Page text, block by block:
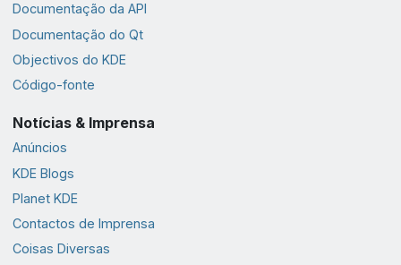
Documentação da API
Documentação do Qt
Objectivos do KDE
Código-fonte
Notícias & Imprensa
Anúncios
KDE Blogs
Planet KDE
Contactos de Imprensa
Coisas Diversas